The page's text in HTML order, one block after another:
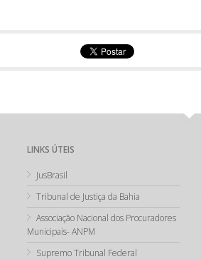
LINKS ÚTEIS
JusBrasil
Tribunal de Justiça da Bahia
Associação Nacional dos Procuradores
Municipais- ANPM
Supremo Tribunal Federal